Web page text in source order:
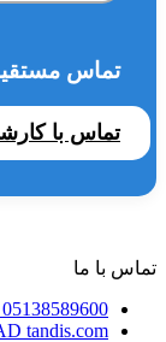
تماس
تماس با
تماس با ما
05138589600
tandis.com